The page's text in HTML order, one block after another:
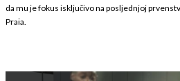
da mu je fokus isključivo na posljednjoj
Praia.